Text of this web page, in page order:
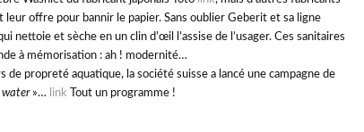
leur offre pour bannir le papier. Sans oublier Geberit et sa ligne
nettoie et sèche en un clin d’œil l’assise de l’usager. Ces sanitaires
à mémorisation : ah ! modernité…
de propreté aquatique, la société suisse a lancé une campagne de
water»… link Tout un programme !